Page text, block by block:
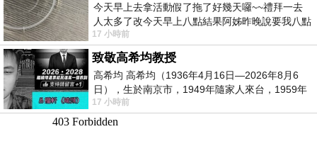
今天早上去拿活動假了拖了好幾天囉~~禮拜一去
人太多了改今天早上八點結果阿姊昨晚說要我八點
去西螺農會~回到莿桐都8點半多了
17 小時前
致敬高希均教授
高希均 高希均（1936年4月16日—2026年8月6
日），生於南京市，1949年隨家人來台，1959年
赴美深造並取得經濟發展博士學位。曾任
17 小時前